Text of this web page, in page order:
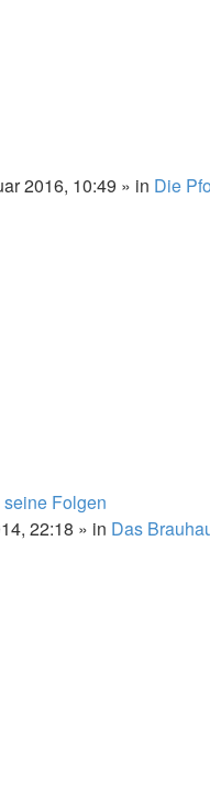
2016, 10:49 » in Die
Folgen
22:18 » in Das